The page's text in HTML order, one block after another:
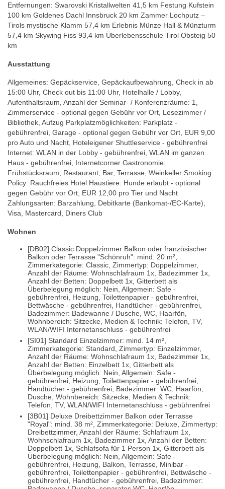
Entfernungen: Swarovski Kristallwelten 41,5 km Festung Kufstein
100 km Goldenes Dachl Innsbruck 20 km Zammer Lochputz –
Tirols mystische Klamm 57,4 km Erlebnis Münze Hall & Münzturm
57,4 km Skywing Fiss 93,4 km Überlebensschule Tirol Obsteig 50
km
Ausstattung
Allgemeines: Gepäckservice, Gepäckaufbewahrung, Check in ab
15:00 Uhr, Check out bis 11:00 Uhr, Hotelhalle / Lobby,
Aufenthaltsraum, Anzahl der Seminar- / Konferenzräume: 1,
Zimmerservice - optional gegen Gebühr vor Ort, Lesezimmer /
Bibliothek, Aufzug Parkplatzmöglichkeiten: Parkplatz -
gebührenfrei, Garage - optional gegen Gebühr vor Ort, EUR 9,00
pro Auto und Nacht, Hoteleigener Shuttleservice - gebührenfrei
Internet: WLAN in der Lobby - gebührenfrei, WLAN im ganzen
Haus - gebührenfrei, Internetcorner Gastronomie:
Frühstücksraum, Restaurant, Bar, Terrasse, Weinkeller Smoking
Policy: Rauchfreies Hotel Haustiere: Hunde erlaubt - optional
gegen Gebühr vor Ort, EUR 12,00 pro Tier und Nacht
Zahlungsarten: Barzahlung, Debitkarte (Bankomat-/EC-Karte),
Visa, Mastercard, Diners Club
Wohnen
[DB02] Classic Doppelzimmer Balkon oder französischer
Balkon oder Terrasse "Schönruh": mind. 20 m²,
Zimmerkategorie: Classic, Zimmertyp: Doppelzimmer,
Anzahl der Räume: Wohnschlafraum 1x, Badezimmer 1x,
Anzahl der Betten: Doppelbett 1x, Gitterbett als
Überbelegung möglich: Nein, Allgemein: Safe -
gebührenfrei, Heizung, Toilettenpapier - gebührenfrei,
Bettwäsche - gebührenfrei, Handtücher - gebührenfrei,
Badezimmer: Badewanne / Dusche, WC, Haarfön,
Wohnbereich: Sitzecke, Medien & Technik: Telefon, TV,
WLAN/WIFI Internetanschluss - gebührenfrei
[SI01] Standard Einzelzimmer: mind. 14 m²,
Zimmerkategorie: Standard, Zimmertyp: Einzelzimmer,
Anzahl der Räume: Wohnschlafraum 1x, Badezimmer 1x,
Anzahl der Betten: Einzelbett 1x, Gitterbett als
Überbelegung möglich: Nein, Allgemein: Safe -
gebührenfrei, Heizung, Toilettenpapier - gebührenfrei,
Handtücher - gebührenfrei, Badezimmer: WC, Haarfön,
Dusche, Wohnbereich: Sitzecke, Medien & Technik:
Telefon, TV, WLAN/WIFI Internetanschluss - gebührenfrei
[3B01] Deluxe Dreibettzimmer Balkon oder Terrasse
"Royal": mind. 38 m², Zimmerkategorie: Deluxe, Zimmertyp:
Dreibettzimmer, Anzahl der Räume: Schlafraum 1x,
Wohnschlafraum 1x, Badezimmer 1x, Anzahl der Betten:
Doppelbett 1x, Schlafsofa für 1 Person 1x, Gitterbett als
Überbelegung möglich: Nein, Allgemein: Safe -
gebührenfrei, Heizung, Balkon, Terrasse, Minibar -
gebührenfrei, Toilettenpapier - gebührenfrei, Bettwäsche -
gebührenfrei, Handtücher - gebührenfrei, Badezimmer: